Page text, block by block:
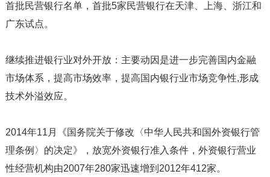
首批民营银行名单，首批5家民营银行在天津、上海、浙江和
广东试点。
继续推进银行业对外开放：主要动因是进一步完善国内金融
市场体系，提高市场效率，提高国内银行业市场竞争性,形成
技术外溢效应。
2014年11月《国务院关于修改〈中华人民共和国外资银行管
理条例〉的决定》，放宽外资银行准入条件，外资银行营业
性经营机构由2007年280家迅速增到2012年412家。